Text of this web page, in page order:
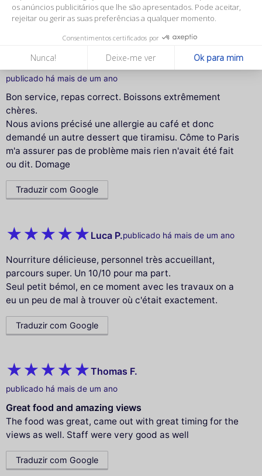
os anúncios publicitários que lhe são apresentados. Pode aceitar,
rejeitar ou gerir as suas preferências a qualquer momento.
Consentimentos certificados por
Nunca! Deixe-me ver Ok para mim
Traduzir com Google
NADINE D.
publicado há mais de um ano
Bon service, repas correct. Boissons extrêmement
chères.
Nous avions précisé une allergie au café et donc
demandé un autre dessert que tiramisu. Côme to Paris
m'a assurer pas de problème mais rien n'avait été fait
ou dit. Domage
Traduzir com Google
Luca P.publicado há mais de um ano
Nourriture délicieuse, personnel très accueillant,
parcours super. Un 10/10 pour ma part.
Seul petit bémol, en ce moment avec les travaux on a
eu un peu de mal à trouver où c'était exactement.
Traduzir com Google
Thomas F.
publicado há mais de um ano
Great food and amazing views
The food was great, came out with great timing for the
views as well. Staff were very good as well
Traduzir com Google